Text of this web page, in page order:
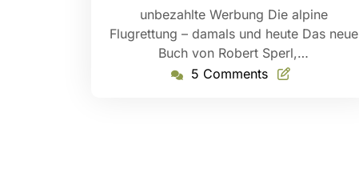
unbezahlte Werbung Die alpine
Flugrettung – damals und heute Das neue
Buch von Robert Sperl,…
5 Comments